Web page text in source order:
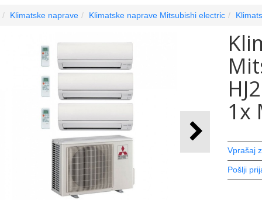
Klimatske naprave Klimatske naprave Mitsubishi electric
1x
Vprašaj
Pošlji